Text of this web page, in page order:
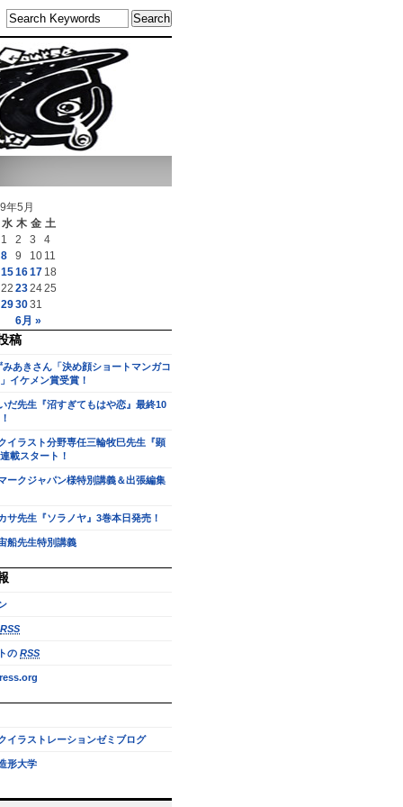
年5月
水 木 金 土
6月 »
1 2 3
4
8 9 10 11
151617 18
22 232425
293031
稿
みあきさん「決め顔ショートマンガコ
イケメン賞受賞！
だ先生『沼すぎてもはや恋』最終10
イラスト分野専任三輪牧巳先生『顕
載スタート！
ークジャパン様特別講義＆出張編集
サ先生『ソラノヤ』3巻本日発売！
船先生特別講義
RSS
の RSS
イラストレーションゼミブログ
形大学